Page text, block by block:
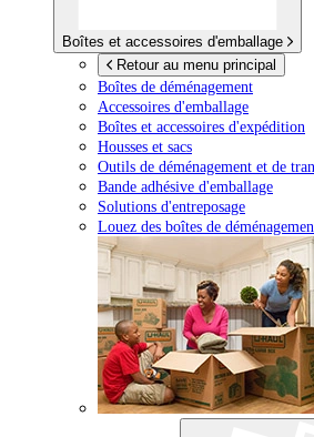
Boîtes et accessoires d'emballage
Retour au menu principal
Boîtes de déménagement
Accessoires d'emballage
Boîtes et accessoires d'expédition
Housses et sacs
Outils de déménagement et de
Bande adhésive d'emballage
Solutions d'entreposage
Louez des boîtes de